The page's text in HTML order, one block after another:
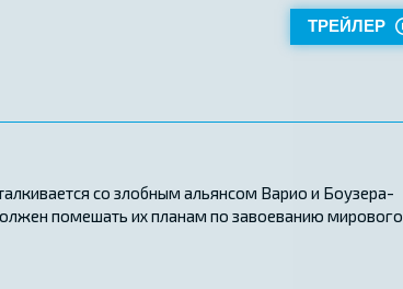
ТРЕЙЛЕР
со злобным альянсом Варио и Боузера-
помешать их планам по завоеванию мирового